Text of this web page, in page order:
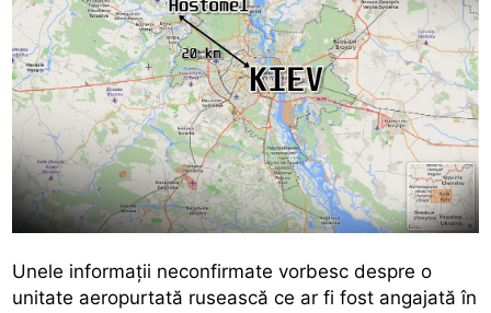
Unele informații neconfirmate vorbesc despre o
unitate aeropurtată rusească ce ar fi fost angajată în